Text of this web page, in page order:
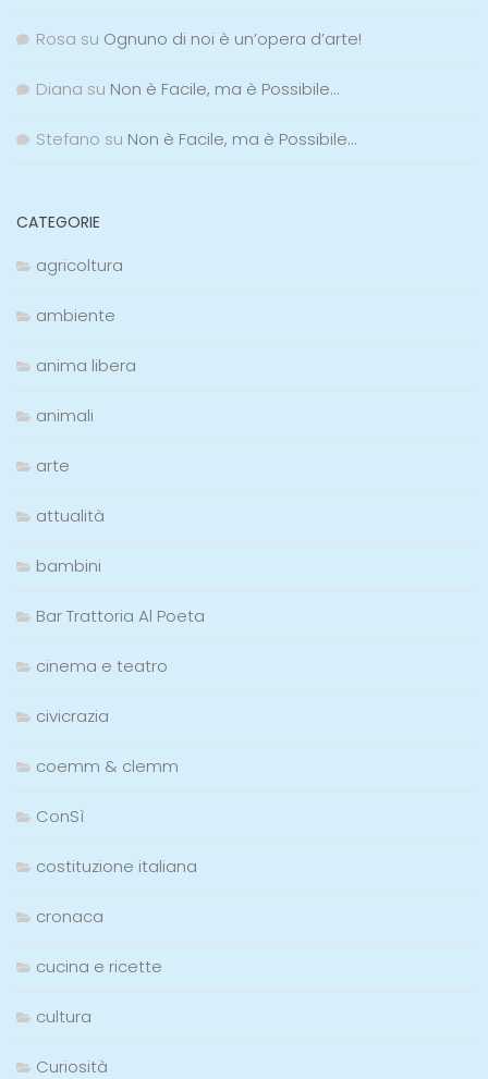
Rosa su Ognuno di noi è un’opera d’arte!
Diana su Non è Facile, ma è Possibile…
Stefano su Non è Facile, ma è Possibile…
CATEGORIE
agricoltura
ambiente
anima libera
animali
arte
attualità
bambini
Bar Trattoria Al Poeta
cinema e teatro
civicrazia
coemm & clemm
ConSì
costituzione italiana
cronaca
cucina e ricette
cultura
Curiosità